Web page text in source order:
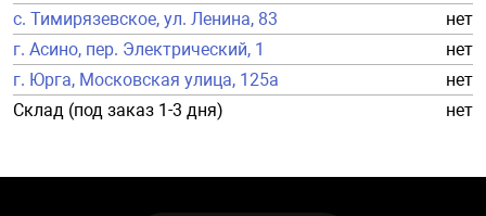
с. Тимирязевское, ул. Ленина, 83
нет
г. Асино, пер. Электрический, 1
нет
г. Юрга, Московская улица, 125а
нет
Склад (под заказ 1-3 дня)
нет